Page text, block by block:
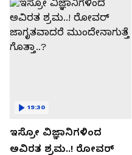
ಇಸ್ರೋ ವಿಜ್ಞಾನಿಗಳಿಂದ
ಅವಿರತ ಶ್ರಮ..! ರೋವರ್
19:30